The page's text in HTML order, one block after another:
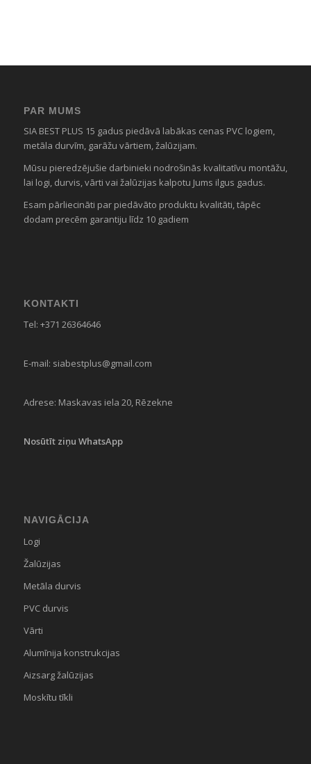
PAR MUMS
SIA BEST PLUS 15 gadus piedāvā labākas cenas PVC logiem,
metāla durvīm, garāžu vārtiem, žalūzijam.
Mūsu pieredzējušie darbinieki nodrošinās kvalitatīvu montāžu,
lai logi, durvis, vārti vai žalūzijas kalpotu Jums ilgus gadus.
Esam pārliecināti par piedāvāto produktu kvalitāti, tāpēc
dodam precēm garantiju līdz 10 gadiem
KONTAKTI
Tel: +371 26364646
E-mail: siabestplus@gmail.com
Adrese: Maskavas iela 20, Rēzekne
Nosūtīt ziņu WhatsApp
NAVIGĀCIJA
Logi
Žalūzijas
Metāla durvis
PVC durvis
Vārti
Alumīnija konstrukcijas
Aizsarg žalūzijas
Moskītu tīkli